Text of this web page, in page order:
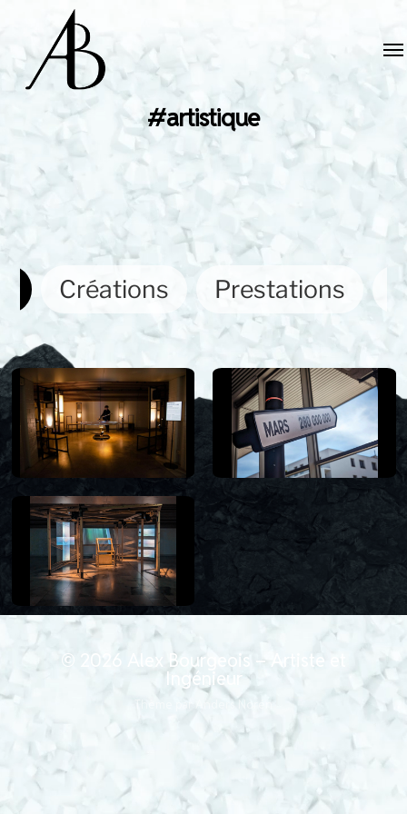
#artistique
Créations Prestations
© 2026 Alex Bourgeois – Artiste et
Ingénieur
Thème par Anders Norén